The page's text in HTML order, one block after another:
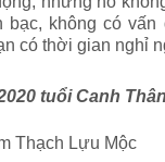
bạc, không có vấn
có thời gian nghỉ
tuổi Canh
Thạch Lựu Mộc